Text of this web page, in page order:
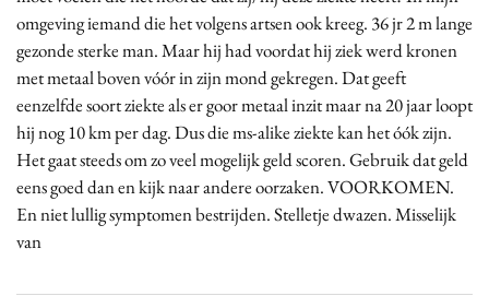
omgeving iemand die het volgens artsen ook kreeg. 36 jr 2 m lange
gezonde sterke man. Maar hij had voordat hij ziek werd kronen
met metaal boven vóór in zijn mond gekregen. Dat geeft
eenzelfde soort ziekte als er goor metaal inzit maar na 20 jaar loopt
hij nog 10 km per dag. Dus die ms-alike ziekte kan het óók zijn.
Het gaat steeds om zo veel mogelijk geld scoren. Gebruik dat geld
eens goed dan en kijk naar andere oorzaken. VOORKOMEN.
En niet lullig symptomen bestrijden. Stelletje dwazen. Misselijk
van